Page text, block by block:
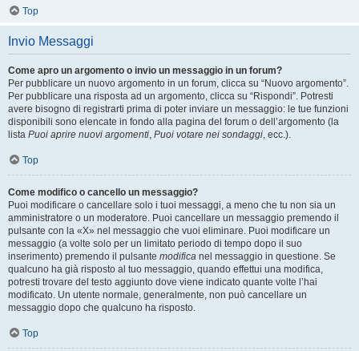
Top
Invio Messaggi
Come apro un argomento o invio un messaggio in un forum?
Per pubblicare un nuovo argomento in un forum, clicca su “Nuovo argomento”.
Per pubblicare una risposta ad un argomento, clicca su “Rispondi”. Potresti
avere bisogno di registrarti prima di poter inviare un messaggio: le tue funzioni
disponibili sono elencate in fondo alla pagina del forum o dell’argomento (la
lista Puoi aprire nuovi argomenti, Puoi votare nei sondaggi, ecc.).
Top
Come modifico o cancello un messaggio?
Puoi modificare o cancellare solo i tuoi messaggi, a meno che tu non sia un
amministratore o un moderatore. Puoi cancellare un messaggio premendo il
pulsante con la «X» nel messaggio che vuoi eliminare. Puoi modificare un
messaggio (a volte solo per un limitato periodo di tempo dopo il suo
inserimento) premendo il pulsante modifica nel messaggio in questione. Se
qualcuno ha già risposto al tuo messaggio, quando effettui una modifica,
potresti trovare del testo aggiunto dove viene indicato quante volte l’hai
modificato. Un utente normale, generalmente, non può cancellare un
messaggio dopo che qualcuno ha risposto.
Top